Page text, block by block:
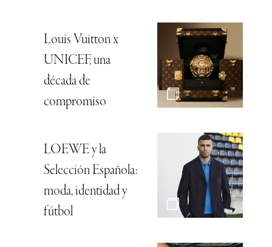
Louis Vuitton x
UNICEF, una
década de
compromiso
LOEWE y la
Selección Española:
moda, identidad y
fútbol